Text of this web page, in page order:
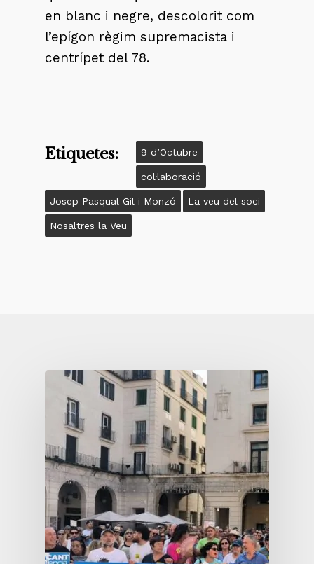
en blanc i negre, descolorit com
l’epígon règim supremacista i
centrípet del 78.
Etiquetes: 9 d’Octubre
col·laboració
Josep Pasqual Gil i Monzó La veu del soci
Nosaltres la Veu